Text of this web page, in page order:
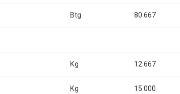
Btg 80.667
Kg 12.667
Kg 15.000